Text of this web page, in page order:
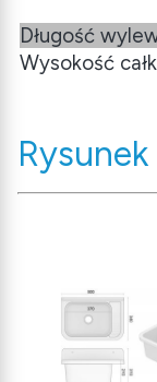
Długość
Wysokość